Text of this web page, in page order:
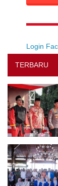
Login
TERBARU